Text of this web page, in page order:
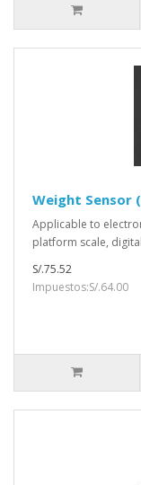
Weight Sensor
Applicable to
platform scale,
S/.75.52
Impuestos:S/.64.00